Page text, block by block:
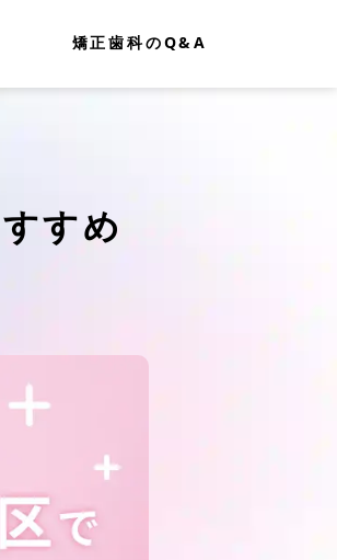
矯正歯科のQ&A
すめ